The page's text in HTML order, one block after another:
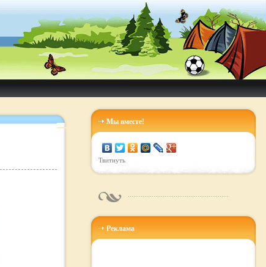
Мы вместе!
Твитнуть
Реклама